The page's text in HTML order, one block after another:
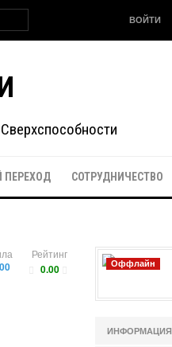
ВОЙТИ
ПЕРЕХОД СОТРУДНИЧЕСТВО
Рейтинг
0.00
Оффлайн
ИНФОРМАЦИЯ